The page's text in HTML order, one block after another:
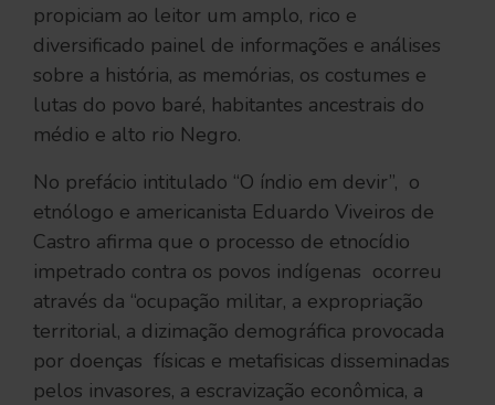
propiciam ao leitor um amplo, rico e
diversificado painel de informações e análises
sobre a história, as memórias, os costumes e
lutas do povo baré, habitantes ancestrais do
médio e alto rio Negro.
No prefácio intitulado “O índio em devir”, o
etnólogo e americanista Eduardo Viveiros de
Castro afirma que o processo de etnocídio
impetrado contra os povos indígenas ocorreu
através da “ocupação militar, a expropriação
territorial, a dizimação demográfica provocada
por doenças físicas e metafisicas disseminadas
pelos invasores, a escravização econômica, a